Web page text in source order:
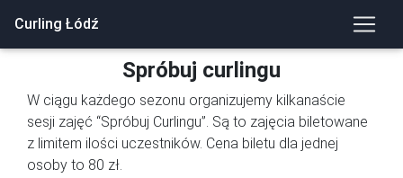
Curling Łódź
Spróbuj curlingu
W ciągu każdego sezonu organizujemy kilkanaście
sesji zajęć “Spróbuj Curlingu”. Są to zajęcia biletowane
z limitem ilości uczestników. Cena biletu dla jednej
osoby to 80 zł.